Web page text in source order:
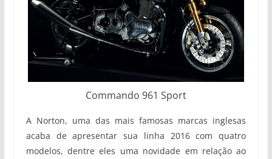
Commando 961 Sport
A Norton, uma das mais famosas marcas inglesas
acaba de apresentar sua linha 2016 com quatro
modelos, dentre eles uma novidade em relação ao